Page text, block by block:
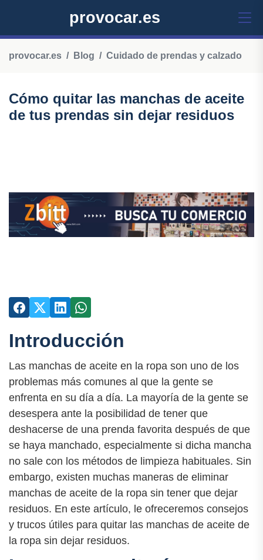
provocar.es
provocar.es Blog Cuidado de prendas y calzado
Cómo quitar las manchas de aceite
de tus prendas sin dejar residuos
Introducción
Las manchas de aceite en la ropa son uno de los
problemas más comunes al que la gente se
enfrenta en su día a día. La mayoría de la gente se
desespera ante la posibilidad de tener que
deshacerse de una prenda favorita después de que
se haya manchado, especialmente si dicha mancha
no sale con los métodos de limpieza habituales. Sin
embargo, existen muchas maneras de eliminar
manchas de aceite de la ropa sin tener que dejar
residuos. En este artículo, le ofreceremos consejos
y trucos útiles para quitar las manchas de aceite de
la ropa sin dejar residuos.